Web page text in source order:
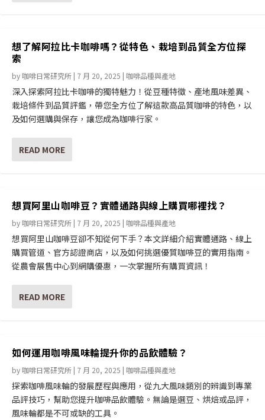
想了解阿拉比卡咖啡嗎？從特色、栽培到品質全方位探
索
by咖啡日常研究所 | 7 月 20, 2025 | 咖啡品種與產地
深入探索阿拉比卡咖啡的獨特魅力！從豆種特徵、產地風味差異、
栽培條件到品質評鑑，帶您全方位了解這款高品質咖啡的特色，以
及如何選購與保存，讓您成為咖啡行家。
READ MORE
想買阿里山咖啡豆？實體通路與線上購買哪裡找？
by咖啡日常研究所 | 7 月 20, 2025 | 咖啡品種與產地
想買阿里山咖啡豆卻不知從何下手？本文詳細介紹實體通路、線上
購買管道、官方認證商店，以及如何挑選優質咖啡豆的實用指南。
從農會展售中心到網購優惠，一次掌握所有購買資訊！
READ MORE
如何運用咖啡風味輪提升你的品飲體驗？
by咖啡日常研究所 | 7 月 20, 2025 | 咖啡品種與產地
探索咖啡風味輪的發展歷程與應用，從九大風味類別的辨識到專業
品評技巧，幫助您提升咖啡品飲體驗。無論是選豆、烘焙或品評，
風味輪都是不可或缺的工具。